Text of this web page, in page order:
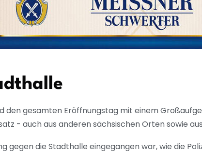
den gesamten Eröffnungstag mit einem
- auch aus anderen sächsischen Orten sowie
gegen die Stadthalle eingegangen war, wie die